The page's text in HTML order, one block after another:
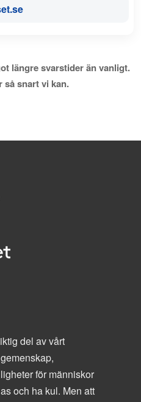
längre svarstider än vanligt.
så snart vi kan.
del av vårt
för människor
och ha kul. Men att